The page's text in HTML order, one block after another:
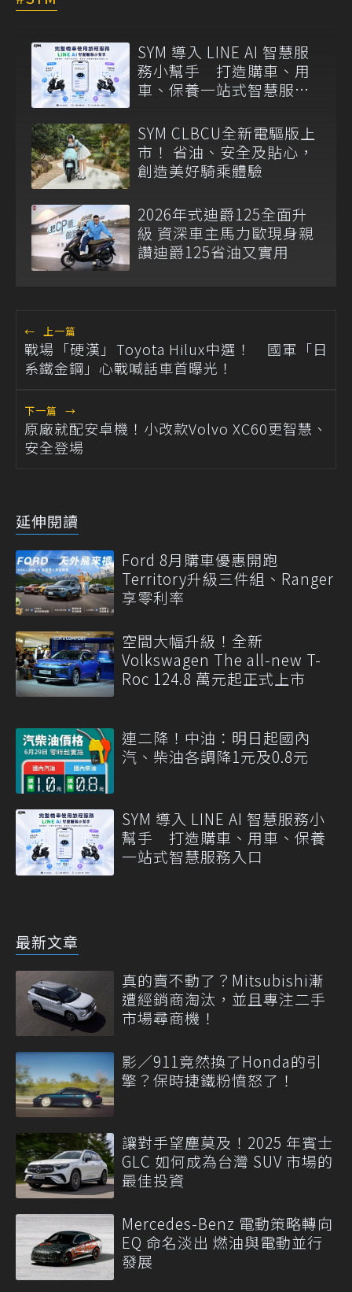
SYM 導入 LINE AI 智慧服
務小幫手 打造購車、用
車、保養一站式智慧服務
SYM CLBCU全新電驅版上
市！ 省油、安全及貼心，
創造美好騎乘體驗
2026年式迪爵125全面升
級 資深車主馬力歐現身親
讚迪爵125省油又實用
← 上一篇
戰場「硬漢」Toyota Hilux中選！ 國軍「日
系鐵金鋼」心戰喊話車首曝光！
下一篇 →
原廠就配安卓機！小改款Volvo XC60更智慧、
安全登場
延伸閱讀
Ford 8月購車優惠開跑
Territory升級三件組、Ranger
享零利率
空間大幅升級！全新
Volkswagen The all-new T-
Roc 124.8 萬元起正式上市
連二降！中油：明日起國內
汽、柴油各調降1元及0.8元
SYM 導入 LINE AI 智慧服務小
幫手 打造購車、用車、保養
一站式智慧服務入口
最新文章
真的賣不動了？Mitsubishi漸
遭經銷商淘汰，並且專注二手
市場尋商機！
影／911竟然換了Honda的引
擎？保時捷鐵粉憤怒了！
讓對手望塵莫及！2025 年賓士
GLC 如何成為台灣 SUV 市場的
最佳投資
Mercedes-Benz 電動策略轉向
EQ 命名淡出 燃油與電動並行
發展